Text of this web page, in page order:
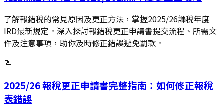
了解報錯稅的常見原因及更正方法，掌握2025/26課稅年度
IRD最新規定。深入探討報錯稅更正申請書提交流程、所需文
件及注意事項，助你及時修正錯誤避免罰款。
📝
2025/26 報稅更正申請書完整指南：如何修正報稅
表錯誤